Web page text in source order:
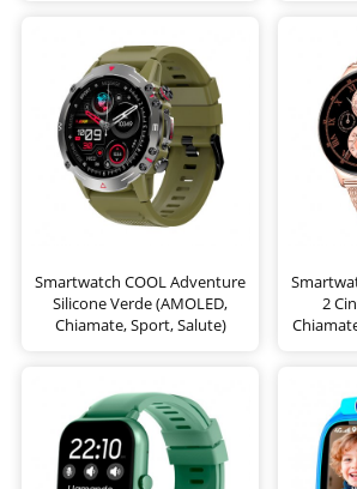
Smartwatch COOL Adventure
Silicone Verde (AMOLED,
Chiamate, Sport, Salute)
2